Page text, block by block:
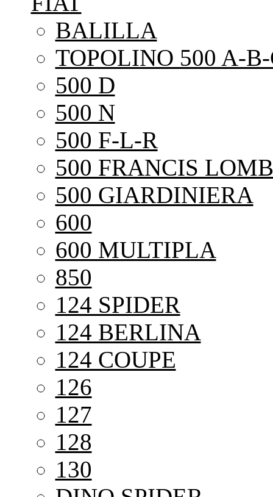
BALILLA
TOPOLINO 500 A-
500 D
500 N
500 F-L-R
500 FRANCIS
500 GIARDINIERA
600
600 MULTIPLA
850
124 SPIDER
124 BERLINA
124 COUPE
126
127
128
130